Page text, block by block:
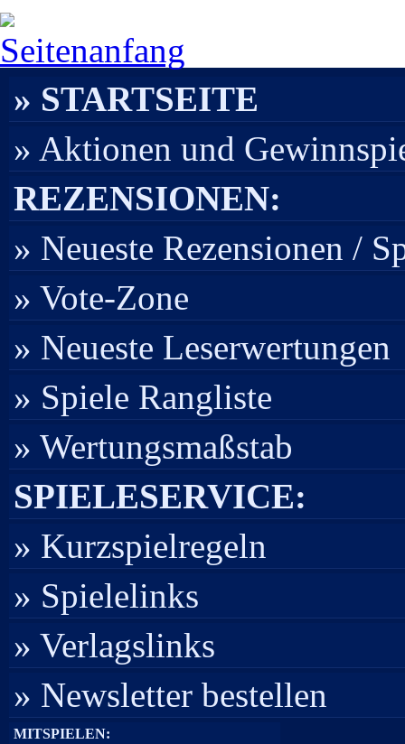
Seitenanfang
» STARTSEITE
» Aktionen und
REZENSIONEN:
» Neueste Rezensionen /
» Vote-Zone
» Neueste Leserwertungen
» Spiele Rangliste
» Wertungsmaßstab
SPIELESERVICE:
» Kurzspielregeln
» Spielelinks
» Verlagslinks
» Newsletter bestellen
MITSPIELEN: